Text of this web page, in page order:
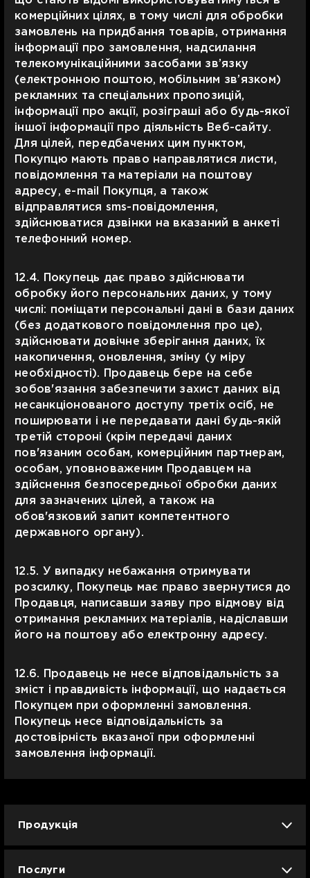
комерційних цілях, в тому числі для обробки
замовлень на придбання товарів, отримання
інформації про замовлення, надсилання
телекомунікаційними засобами зв’язку
(електронною поштою, мобільним зв’язком)
рекламних та спеціальних пропозицій,
інформації про акції, розіграші або будь-якої
іншої інформації про діяльність Веб-сайту.
Для цілей, передбачених цим пунктом,
Покупцю мають право направлятися листи,
повідомлення та матеріали на поштову
адресу, e-mail Покупця, а також
відправлятися sms-повідомлення,
здійснюватися дзвінки на вказаний в анкеті
телефонний номер.
12.4. Покупець дає право здійснювати
обробку його персональних даних, у тому
числі: поміщати персональні дані в бази даних
(без додаткового повідомлення про це),
здійснювати довічне зберігання даних, їх
накопичення, оновлення, зміну (у міру
необхідності). Продавець бере на себе
зобов'язання забезпечити захист даних від
несанкціонованого доступу третіх осіб, не
поширювати і не передавати дані будь-якій
третій стороні (крім передачі даних
пов'язаним особам, комерційним партнерам,
особам, уповноваженим Продавцем на
здійснення безпосередньої обробки даних
для зазначених цілей, а також на
обов'язковий запит компетентного
державного органу).
12.5. У випадку небажання отримувати
розсилку, Покупець має право звернутися до
Продавця, написавши заяву про відмову від
отримання рекламних матеріалів, надіславши
його на поштову або електронну адресу.
12.6. Продавець не несе відповідальність за
зміст і правдивість інформації, що надається
Покупцем при оформленні замовлення.
Покупець несе відповідальність за
достовірність вказаної при оформленні
замовлення інформації.
Продукція
Послуги